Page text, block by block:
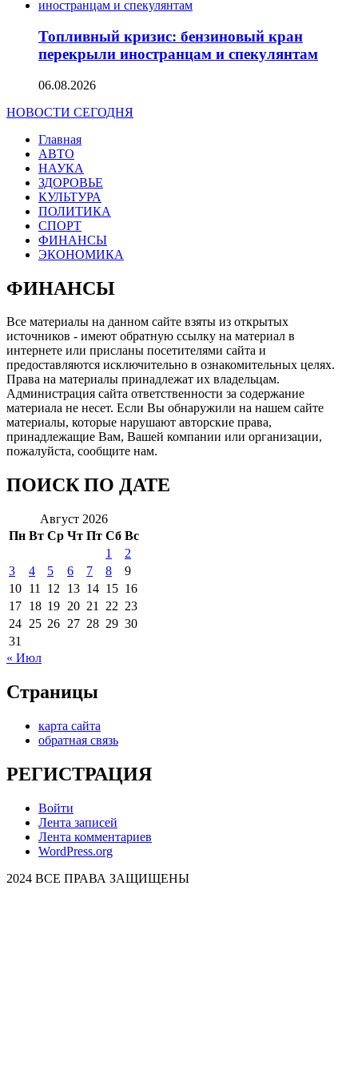
Топливный кризис: бензиновый кран
перекрыли иностранцам и спекулянтам
06.08.2026
НОВОСТИ СЕГОДНЯ
Главная
АВТО
НАУКА
ЗДОРОВЬЕ
КУЛЬТУРА
ПОЛИТИКА
СПОРТ
ФИНАНСЫ
ЭКОНОМИКА
ФИНАНСЫ
Все материалы на данном сайте взяты из открытых
источников - имеют обратную ссылку на материал в
интернете или присланы посетителями сайта и
предоставляются исключительно в ознакомительных целях.
Права на материалы принадлежат их владельцам.
Администрация сайта ответственности за содержание
материала не несет. Если Вы обнаружили на нашем сайте
материалы, которые нарушают авторские права,
принадлежащие Вам, Вашей компании или организации,
пожалуйста, сообщите нам.
ПОИСК ПО ДАТЕ
Август 2026
Пн Вт Ср Чт Пт Сб Вс
1
2
3
4 5 6 7 8
9
10 11 12 13 14 15 16
17 18 19 20 21 22 23
24 25 26 27 28 29 30
31
« Июл
Страницы
карта сайта
обратная связь
РЕГИСТРАЦИЯ
Войти
Лента записей
Лента комментариев
WordPress.org
2024 ВСЕ ПРАВА ЗАЩИЩЕНЫ